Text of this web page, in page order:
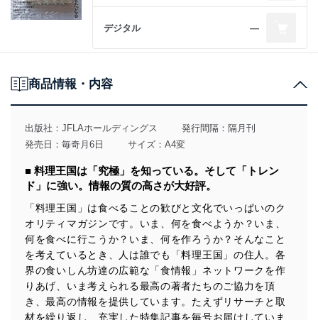
デジタル ―
商品情報・内容
出版社： JFLAホールディングス
発行間隔：隔月刊
発売日：毎奇月6日
サイズ：A4変
■ 料理王国は「究極」を知っている。そして「トレン
ド」に強い。情報の質の高さが大好評。
「料理王国」は食べることの歓びと文化でいっぱいのク
オリティマガジンです。いま、何を食べようか？いま、
何を食べに行こうか？いま、何を作ろうか？そんなこと
を考えているとき、人は誰でも「料理王国」の住人。各
界の食いしん坊達の広範な「食情報」ネットワークを作
りあげ、いま考えられる最高の著者たちのご協力を頂
き、最高の情報を提供しています。たえずリサーチと取
材を繰り返し、充実した特集記事を毎号お届けしていま